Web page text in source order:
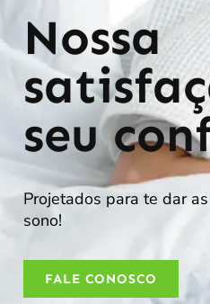
Nossa
seu
Projetados para te dar
sono!
FALE CONOSCO